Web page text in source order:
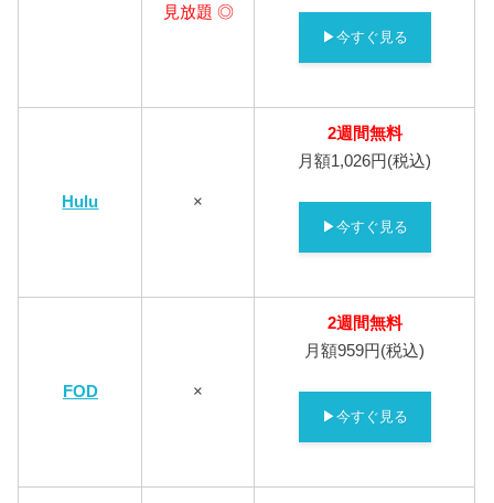
見放題 ◎
▶今すぐ見る
Hulu ×
2週間無料
月額1,026円(税込)
▶今すぐ見る
FOD ×
2週間無料
月額959円(税込)
▶今すぐ見る